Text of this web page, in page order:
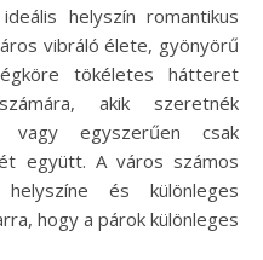
helyszín romantikus
vibráló élete, gyönyörű
tökéletes hátteret
akik szeretnék
vagy egyszerűen csak
együtt. A város számos
és különleges
hogy a párok különleges